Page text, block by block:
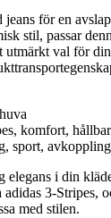
jeans för en
stil, passar
utmärkt val för
komfort,
sport, avkoppling
elegans i din
3-Stripes,
med stilen.